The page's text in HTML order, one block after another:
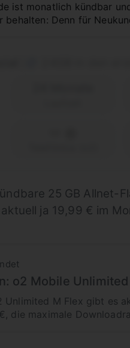
ist monatlich kündbar
behalten: Denn für
25 GB Allnet-
aktuell ja 19,99 € im
o2 Mobile
Unlimited M Flex gibt es
die maximale